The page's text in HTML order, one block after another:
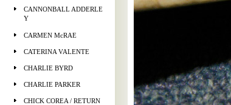
CANNONBALL ADDERLE
Y
CARMEN McRAE
CATERINA VALENTE
CHARLIE BYRD
CHARLIE PARKER
CHICK COREA / RETURN